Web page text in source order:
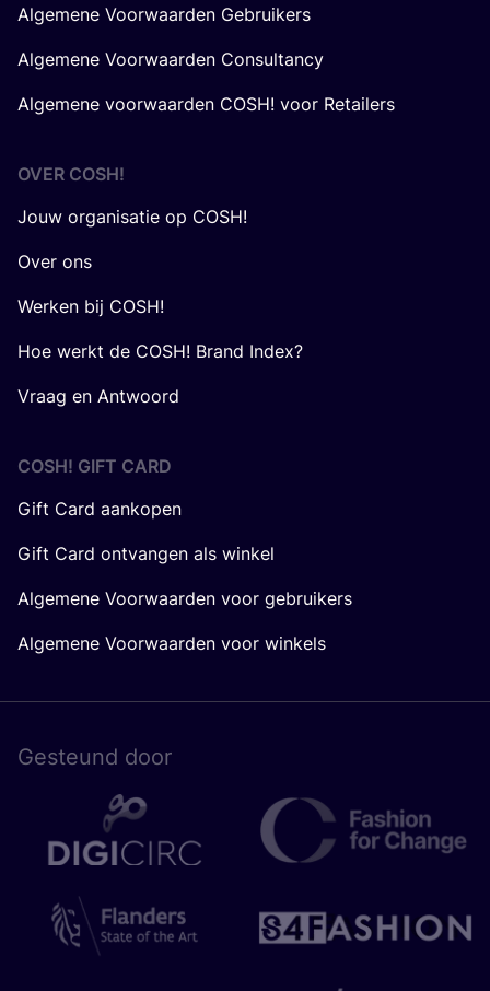
Algemene Voorwaarden Gebruikers
Algemene Voorwaarden Consultancy
Algemene voorwaarden COSH! voor Retailers
OVER COSH!
Jouw organisatie op COSH!
Over ons
Werken bij COSH!
Hoe werkt de COSH! Brand Index?
Vraag en Antwoord
COSH! GIFT CARD
Gift Card aankopen
Gift Card ontvangen als winkel
Algemene Voorwaarden voor gebruikers
Algemene Voorwaarden voor winkels
Gesteund door